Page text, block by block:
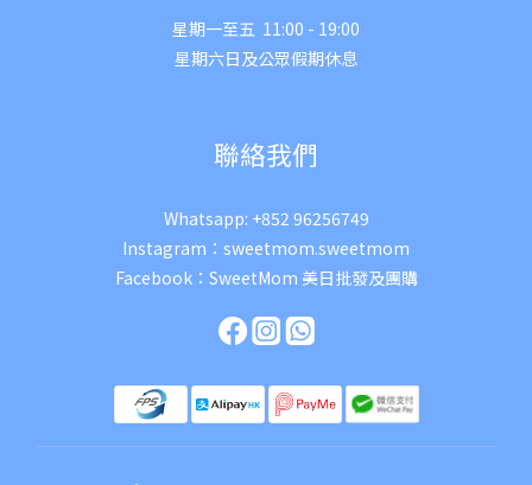
星期一至五 11:00 - 19:00
星期六日及公眾假期休息
聯絡我們
Whatsapp: +852 96256749
Instagram： sweetmom.sweetmom
Facebook： SweetMom 美日批發及團購